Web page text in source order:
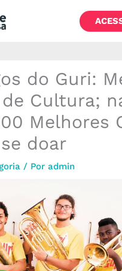
do Guri:
de Cultura;
Melhores
doar
/ Por admin